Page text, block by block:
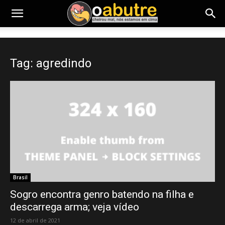
Tag: agredindo
Brasil
Sogro encontra genro batendo na filha e
descarrega arma; veja vídeo
12 de abril de 2021